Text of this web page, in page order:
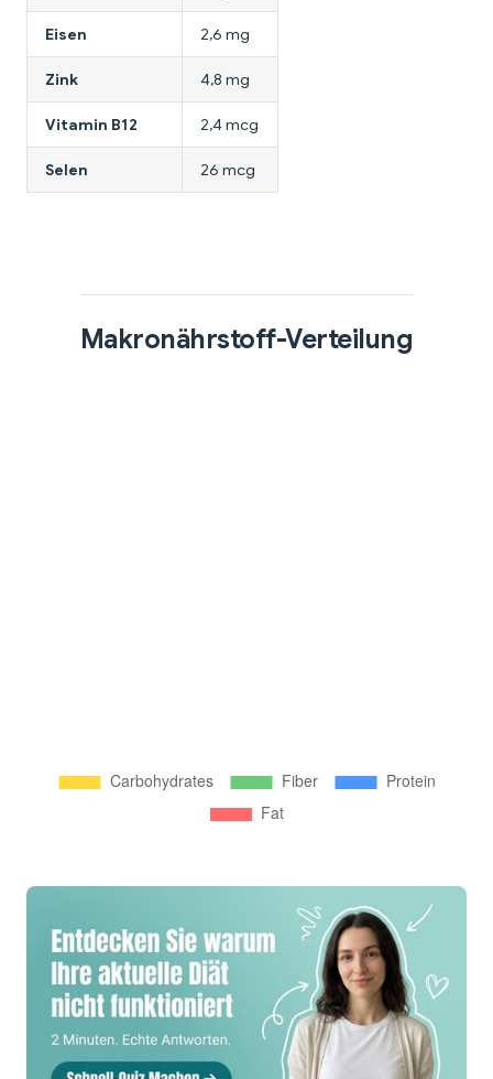
Eisen 2,6 mg
Zink 4,8 mg
Vitamin B12 2,4 mcg
Selen 26 mcg
Makronährstoff-Verteilung